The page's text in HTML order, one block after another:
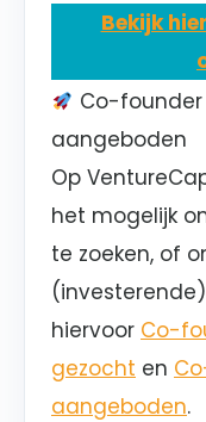
Bekijk
Co-
aangeboden
Op
het mogelijk
te zoeken, of
hiervoor Co-
gezocht en
aangeboden.